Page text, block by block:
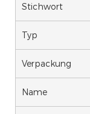
Stichwort
Typ
Verpackung
Name